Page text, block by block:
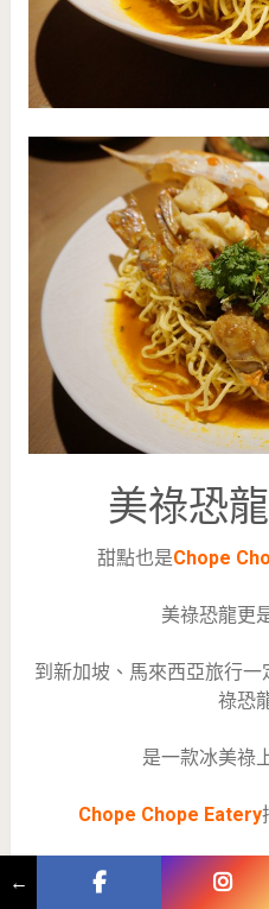
美祿恐
甜點也是Chope
美祿恐龍更
到新加坡、馬來西亞旅行
祿恐
是一款冰美祿
Chope Chope Eatery
以布朗尼
←